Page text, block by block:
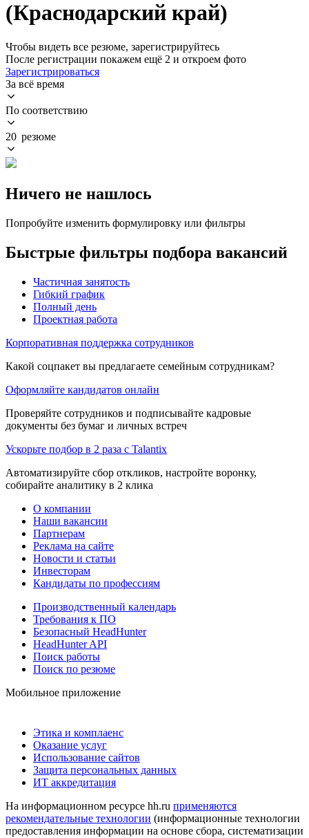
(Краснодарский край)
Чтобы видеть все резюме, зарегистрируйтесь
После регистрации покажем ещё 2 и откроем фото
Зарегистрироваться
За всё время
По соответствию
20 резюме
Ничего не нашлось
Попробуйте изменить формулировку или фильтры
Быстрые фильтры подбора вакансий
Частичная занятость
Гибкий график
Полный день
Проектная работа
Корпоративная поддержка сотрудников
Какой соцпакет вы предлагаете семейным сотрудникам?
Оформляйте кандидатов онлайн
Проверяйте сотрудников и подписывайте кадровые
документы без бумаг и личных встреч
Ускорьте подбор в 2 раза с Talantix
Автоматизируйте сбор откликов, настройте воронку,
собирайте аналитику в 2 клика
О компании
Наши вакансии
Партнерам
Реклама на сайте
Новости и статьи
Инвесторам
Кандидаты по профессиям
Производственный календарь
Требования к ПО
Безопасный HeadHunter
HeadHunter API
Поиск работы
Поиск по резюме
Мобильное приложение
Этика и комплаенс
Оказание услуг
Использование сайтов
Защита персональных данных
ИТ аккредитация
На информационном ресурсе hh.ru применяются
рекомендательные технологии (информационные технологии
предоставления информации на основе сбора, систематизации